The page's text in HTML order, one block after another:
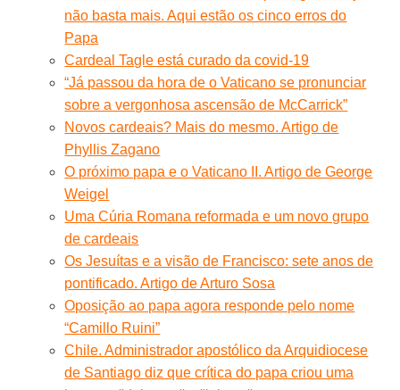
não basta mais. Aqui estão os cinco erros do
Papa
Cardeal Tagle está curado da covid-19
“Já passou da hora de o Vaticano se pronunciar
sobre a vergonhosa ascensão de McCarrick”
Novos cardeais? Mais do mesmo. Artigo de
Phyllis Zagano
O próximo papa e o Vaticano II. Artigo de George
Weigel
Uma Cúria Romana reformada e um novo grupo
de cardeais
Os Jesuítas e a visão de Francisco: sete anos de
pontificado. Artigo de Arturo Sosa
Oposição ao papa agora responde pelo nome
“Camillo Ruini”
Chile. Administrador apostólico da Arquidiocese
de Santiago diz que crítica do papa criou uma